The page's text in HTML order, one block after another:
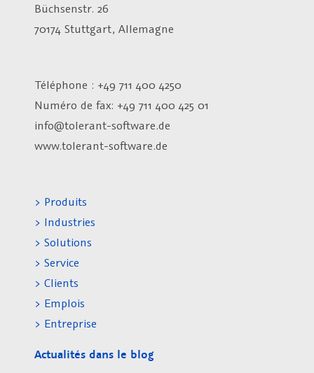
Büchsenstr. 26
70174 Stuttgart, Allemagne
Téléphone : +49 711 400 4250
Numéro de fax: +49 711 400 425 01
info@tolerant-software.de
www.tolerant-software.de
> Produits
> Industries
> Solutions
> Service
> Clients
> Emplois
> Entreprise
Actualités dans le blog